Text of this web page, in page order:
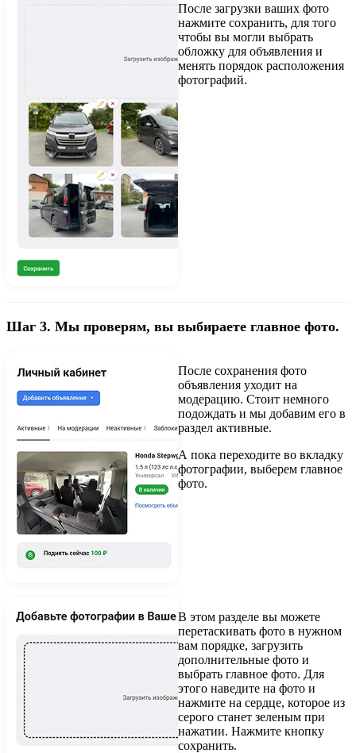
После загрузки ваших фото
нажмите сохранить, для того
чтобы вы могли выбрать
обложку для объявления и
менять порядок расположения
фотографий.
Шаг 3. Мы проверям, вы выбираете главное фото.
После сохранения фото
объявления уходит на
модерацию. Стоит немного
подождать и мы добавим его в
раздел активные.
А пока переходите во вкладку
фотографии, выберем главное
фото.
В этом разделе вы можете
перетаскивать фото в нужном
вам порядке, загрузить
дополнительные фото и
выбрать главное фото. Для
этого наведите на фото и
нажмите на сердце, которое из
серого станет зеленым при
нажатии. Нажмите кнопку
сохранить.